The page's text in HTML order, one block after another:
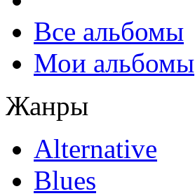
Все альбомы
Мои альбомы
Жанры
Alternative
Blues